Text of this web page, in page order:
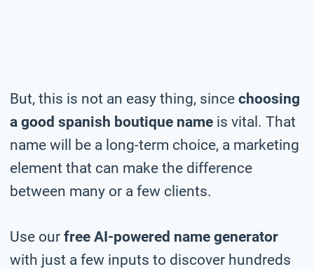
But, this is not an easy thing, since choosing
a good spanish boutique name is vital. That
name will be a long-term choice, a marketing
element that can make the difference
between many or a few clients.
Use our free AI-powered name generator
with just a few inputs to discover hundreds